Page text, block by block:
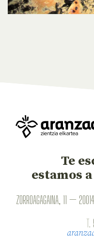
Te
estamos
ZORROAGAGAINA, 11 —
T.